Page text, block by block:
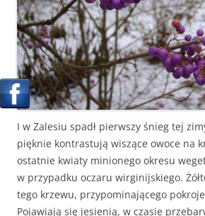
I w Zalesiu spadł pierwszy śnieg tej
pięknie kontrastują wiszące owoce na
ostatnie kwiaty minionego okresu
w przypadku oczaru wirginijskiego.
tego krzewu, przypominającego
Pojawiają się jesienią, w czasie